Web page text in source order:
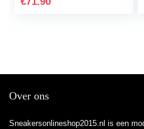
Over ons
Sneakersonlineshop2015.nl is een